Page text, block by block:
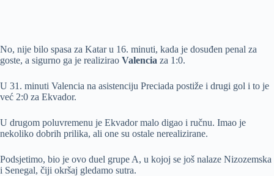
No, nije bilo spasa za Katar u 16. minuti, kada je dosuđen penal za
goste, a sigurno ga je realizirao Valencia za 1:0.
U 31. minuti Valencia na asistenciju Preciada postiže i drugi gol i to je
već 2:0 za Ekvador.
U drugom poluvremenu je Ekvador malo digao i ručnu. Imao je
nekoliko dobrih prilika, ali one su ostale nerealizirane.
Podsjetimo, bio je ovo duel grupe A, u kojoj se još nalaze Nizozemska
i Senegal, čiji okršaj gledamo sutra.